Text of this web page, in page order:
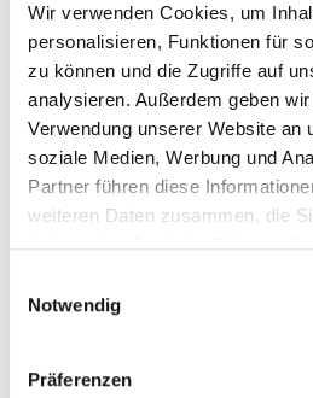
Wir verwenden Cookies, um
personalisieren, Funktionen für
zu können und die Zugriffe auf
analysieren. Außerdem geben
Verwendung unserer Website an
soziale Medien, Werbung und
Partner führen diese
weiteren Daten zusammen, die
haben oder die sie im Rahmen
Notwendig
Präferenzen
max. Ausgangsamplitude von 115 V
Bandbreite beträgt 15 Hz bis 20
Ausgangsseitige
Fremdspannungssicherung und
verleihen dem Gerät ein hohes
Andere Ausgangsspannungen (z.
Frequenzbereiche sind auf Anfrage
Besondere Merkmale
Kurzschluß- und leerlauffest
Software & Datenblätter